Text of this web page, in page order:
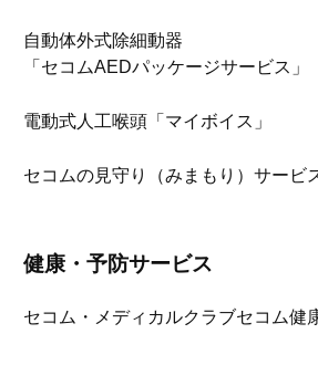
自動体外式除細動器
「セコムAEDパッケージサービス」
電動式人工喉頭「マイボイス」
セコムの見守り（みまもり）サービ
健康・予防サービス
セコム・メディカルクラブセコム健